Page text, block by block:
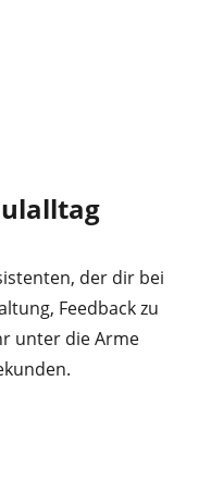
der dir bei
Feedback zu
unter die Arme